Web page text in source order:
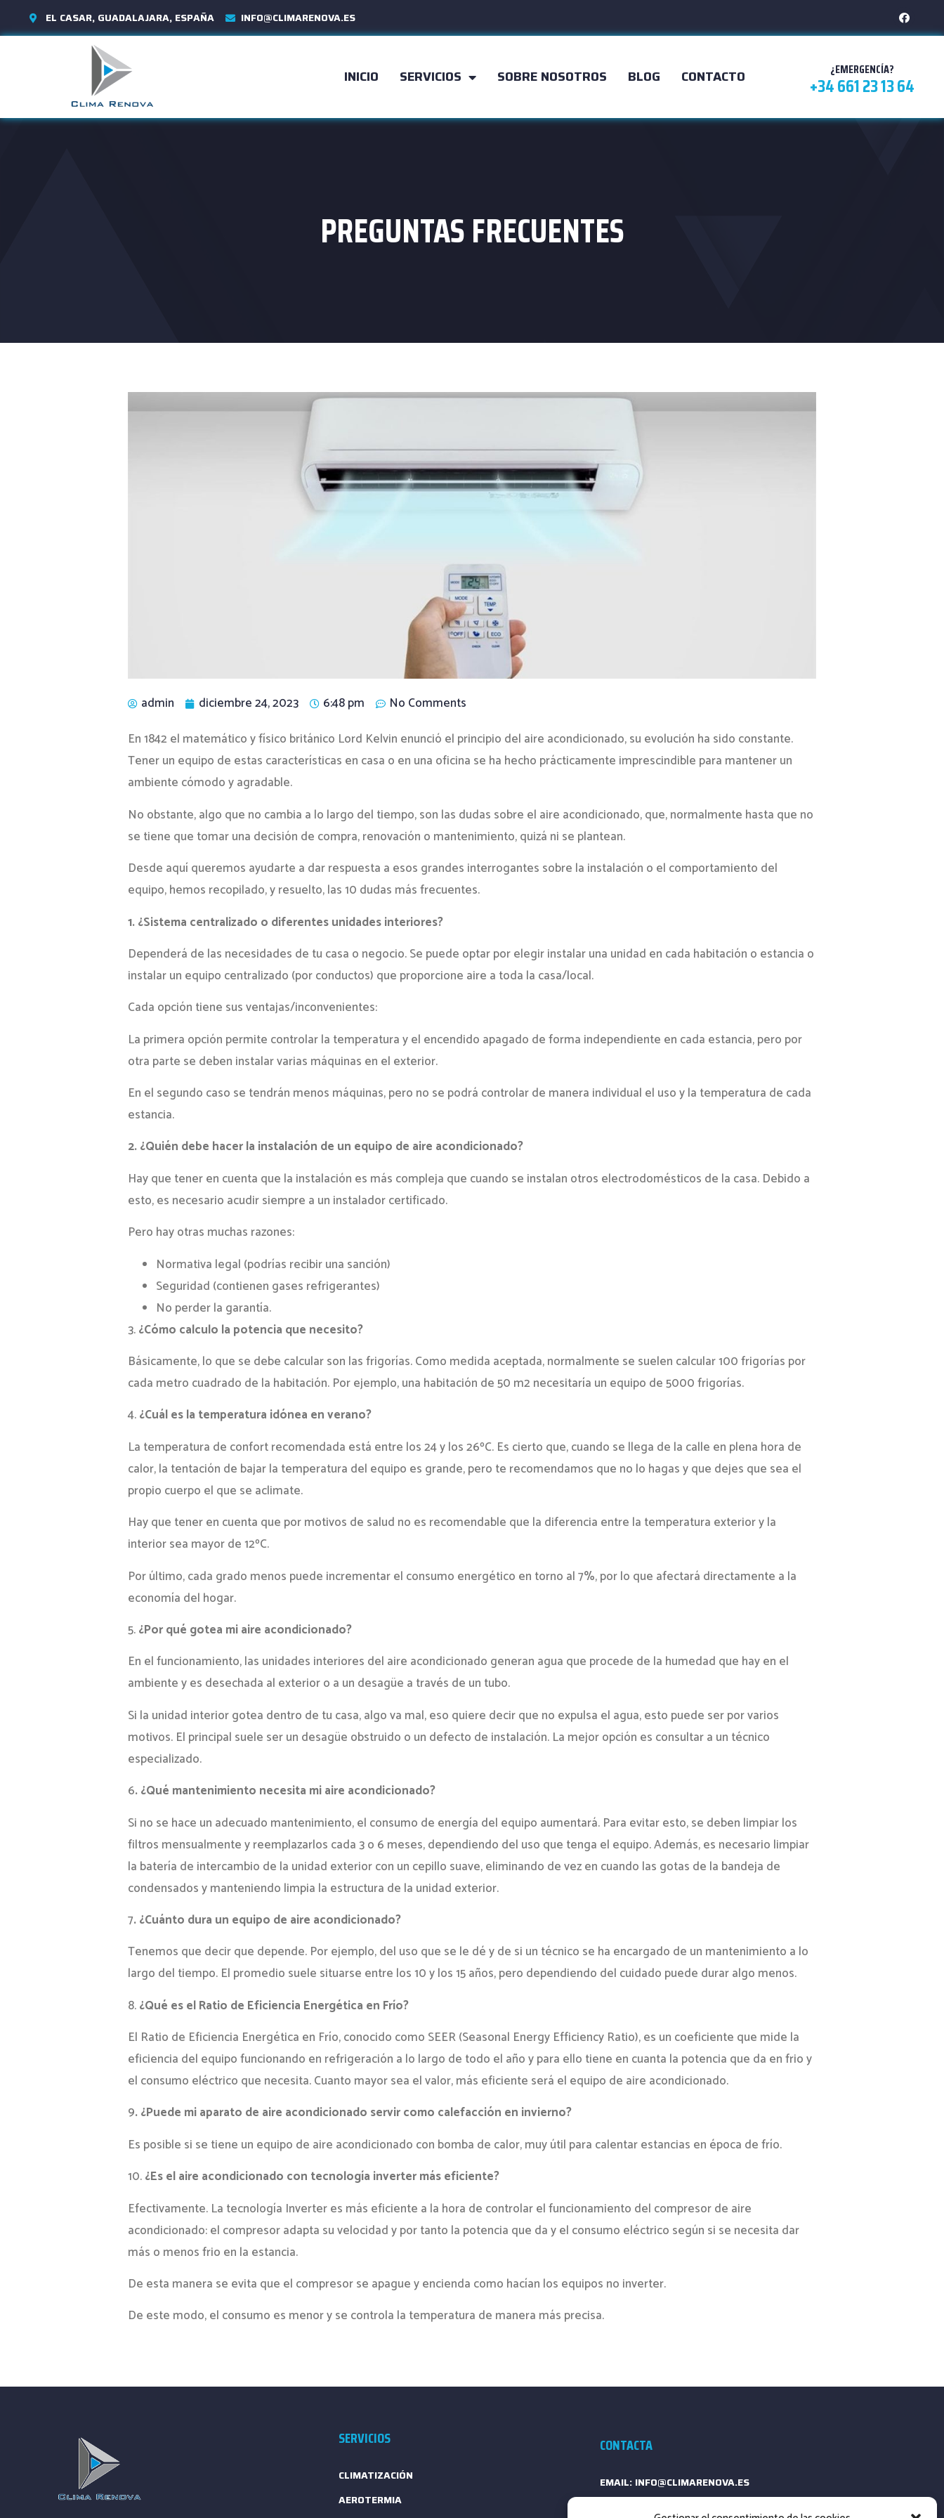
EL CASAR, GUADALAJARA, ESPAÑA INFO@CLIMARENOVA.ES
INICIO SERVICIOS SOBRE NOSOTROS BLOG CONTACTO ¿EMERGENCÍA?
+34 661 23 13 64
PREGUNTAS FRECUENTES
admin diciembre 24, 2023 6:48 pm
No Comments
En 1842 el matemático y físico británico Lord Kelvin enunció el principio del aire acondicionado, su evolución ha sido constante.
Tener un equipo de estas características en casa o en una oficina se ha hecho prácticamente imprescindible para mantener un
ambiente cómodo y agradable.
No obstante, algo que no cambia a lo largo del tiempo, son las dudas sobre el aire acondicionado, que, normalmente hasta que no
se tiene que tomar una decisión de compra, renovación o mantenimiento, quizá ni se plantean.
Desde aquí queremos ayudarte a dar respuesta a esos grandes interrogantes sobre la instalación o el comportamiento del
equipo, hemos recopilado, y resuelto, las 10 dudas más frecuentes.
1. ¿Sistema centralizado o diferentes unidades interiores?
Dependerá de las necesidades de tu casa o negocio. Se puede optar por elegir instalar una unidad en cada habitación o estancia o
instalar un equipo centralizado (por conductos) que proporcione aire a toda la casa/local.
Cada opción tiene sus ventajas/inconvenientes:
La primera opción permite controlar la temperatura y el encendido apagado de forma independiente en cada estancia, pero por
otra parte se deben instalar varias máquinas en el exterior.
En el segundo caso se tendrán menos máquinas, pero no se podrá controlar de manera individual el uso y la temperatura de cada
estancia.
2. ¿Quién debe hacer la instalación de un equipo de aire acondicionado?
Hay que tener en cuenta que la instalación es más compleja que cuando se instalan otros electrodomésticos de la casa. Debido a
esto, es necesario acudir siempre a un instalador certificado.
Pero hay otras muchas razones:
Normativa legal (podrías recibir una sanción)
Seguridad (contienen gases refrigerantes)
No perder la garantía.
3.¿Cómo calculo la potencia que necesito?
Básicamente, lo que se debe calcular son las frigorías. Como medida aceptada, normalmente se suelen calcular 100 frigorías por
cada metro cuadrado de la habitación. Por ejemplo, una habitación de 50 m2 necesitaría un equipo de 5000 frigorías.
4.¿Cuál es la temperatura idónea en verano?
La temperatura de confort recomendada está entre los 24 y los 26ºC. Es cierto que, cuando se llega de la calle en plena hora de
calor, la tentación de bajar la temperatura del equipo es grande, pero te recomendamos que no lo hagas y que dejes que sea el
propio cuerpo el que se aclimate.
Hay que tener en cuenta que por motivos de salud no es recomendable que la diferencia entre la temperatura exterior y la
interior sea mayor de 12ºC.
Por último, cada grado menos puede incrementar el consumo energético en torno al 7%, por lo que afectará directamente a la
economía del hogar.
5.¿Por qué gotea mi aire acondicionado?
En el funcionamiento, las unidades interiores del aire acondicionado generan agua que procede de la humedad que hay en el
ambiente y es desechada al exterior o a un desagüe a través de un tubo.
Si la unidad interior gotea dentro de tu casa, algo va mal, eso quiere decir que no expulsa el agua, esto puede ser por varios
motivos. El principal suele ser un desagüe obstruido o un defecto de instalación. La mejor opción es consultar a un técnico
especializado.
6. ¿Qué mantenimiento necesita mi aire acondicionado?
Si no se hace un adecuado mantenimiento, el consumo de energía del equipo aumentará. Para evitar esto, se deben limpiar los
filtros mensualmente y reemplazarlos cada 3 o 6 meses, dependiendo del uso que tenga el equipo. Además, es necesario limpiar
la batería de intercambio de la unidad exterior con un cepillo suave, eliminando de vez en cuando las gotas de la bandeja de
condensados y manteniendo limpia la estructura de la unidad exterior.
7. ¿Cuánto dura un equipo de aire acondicionado?
Tenemos que decir que depende. Por ejemplo, del uso que se le dé y de si un técnico se ha encargado de un mantenimiento a lo
largo del tiempo. El promedio suele situarse entre los 10 y los 15 años, pero dependiendo del cuidado puede durar algo menos.
8.¿Qué es el Ratio de Eficiencia Energética en Frío?
El Ratio de Eficiencia Energética en Frío, conocido como SEER (Seasonal Energy Efficiency Ratio), es un coeficiente que mide la
eficiencia del equipo funcionando en refrigeración a lo largo de todo el año y para ello tiene en cuanta la potencia que da en frio y
el consumo eléctrico que necesita. Cuanto mayor sea el valor, más eficiente será el equipo de aire acondicionado.
9. ¿Puede mi aparato de aire acondicionado servir como calefacción en invierno?
Es posible si se tiene un equipo de aire acondicionado con bomba de calor, muy útil para calentar estancias en época de frío.
10.¿Es el aire acondicionado con tecnología inverter más eficiente?
Efectivamente. La tecnología Inverter es más eficiente a la hora de controlar el funcionamiento del compresor de aire
acondicionado: el compresor adapta su velocidad y por tanto la potencia que da y el consumo eléctrico según si se necesita dar
más o menos frio en la estancia.
De esta manera se evita que el compresor se apague y encienda como hacían los equipos no inverter.
De este modo, el consumo es menor y se controla la temperatura de manera más precisa.
SERVICIOS
CLIMATIZACIÓN
AEROTERMIA
CONTACTA
EMAIL: INFO@CLIMARENOVA.ES
TELÉFONO: +34 661 23 13 64